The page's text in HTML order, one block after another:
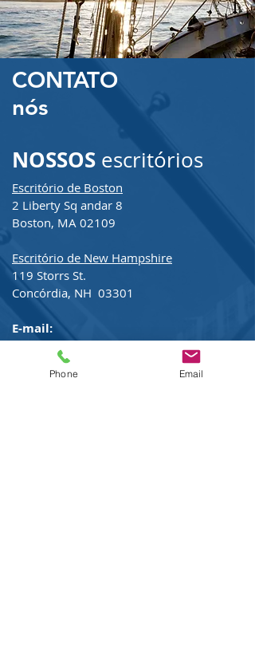
CONTATO
nós
NOSSOS escritórios
Escritório de Boston
2 Liberty Sq andar 8
Boston, MA 02109
Escritório de New Hampshire
119 Storrs St.
Concórdia, NH 03301
E-mail:
greg@immigrationboston.com
Telefone:
Phone Email